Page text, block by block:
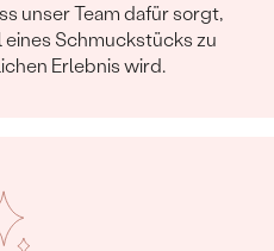
unser Team dafür sorgt,
Schmuckstücks zu
Erlebnis wird.